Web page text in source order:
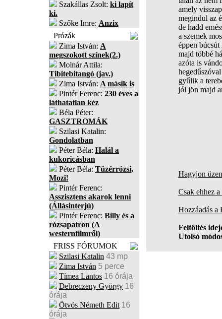
Szakállas Zsolt: ki lapít
ki.
Szőke Imre: Anzix
Prózák
Zima István: A
megszokott színek(2.)
Molnár Attila:
Tibitebitangó (jav.)
Zima István: A másik is
Pintér Ferenc: 230 éves a
láthatatlan kéz
Béla Péter:
GASZTROMÁK
Szilasi Katalin:
Gondolatban
Péter Béla: Halál a
kukoricásban
Péter Béla: Tüzérrózsi,
Mozi!
Pintér Ferenc:
Asszisztens akarok lenni
(Állásinterjú)
Pintér Ferenc: Billy és a
rózsapatron (A
westernfilmről)
FRISS FÓRUMOK
Szilasi Katalin 43 mp
Zima István 5 perce
Tímea Lantos 16 órája
Debreczeny György 16
órája
Ötvös Németh Edit 16
órája
amely
megindul az
de hadd
a szemek
éppen búcsút
majd többé
azóta is
gyűlik a
jól jön majd
Hagyjon
Csak ehhez
Hozzáadás
Feltöltés
Utolsó